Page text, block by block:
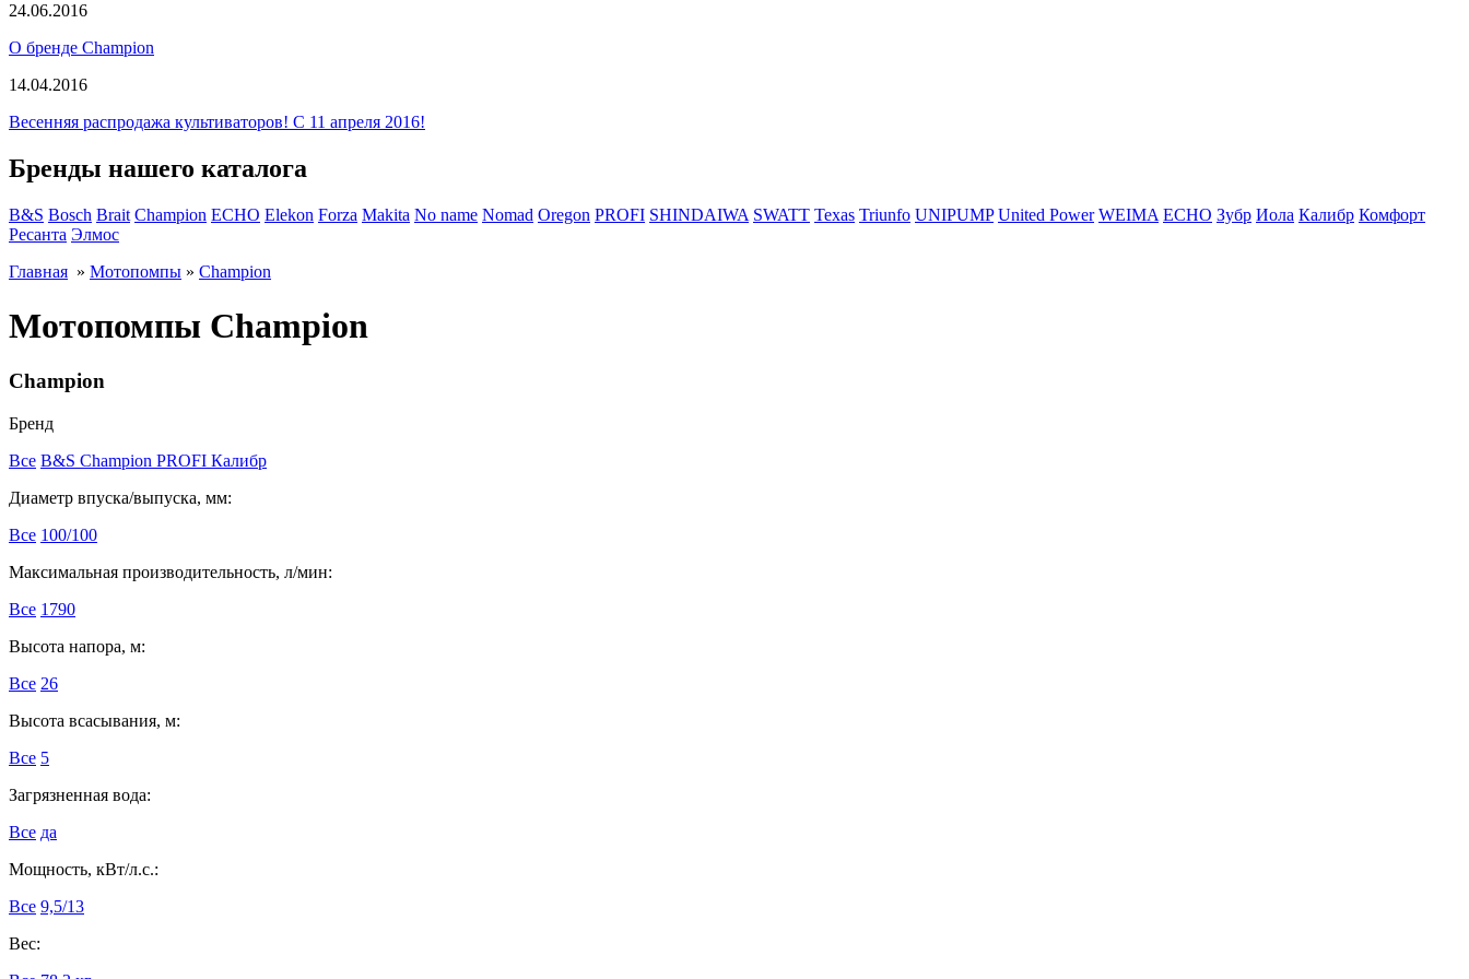
24.06.2016
О бренде Champion
14.04.2016
Весенняя распродажа культиваторов! С 11 апреля 2016!
Бренды нашего каталога
B&S Bosch Brait Champion ECHO Elekon Forza Makita No name Nomad Oregon PROFI SHINDAIWA SWATT Texas Triunfo UNIPUMP United Power WEIMA ЕСНО Зубр Иола Калибр Комфорт
Ресанта Элмос
Главная » Мотопомпы » Champion
Мотопомпы Champion
Champion
Бренд
Все B&S Champion PROFI Калибр
Диаметр впуска/выпуска, мм:
Все 100/100
Максимальная производительность, л/мин:
Все 1790
Высота напора, м:
Все 26
Высота всасывания, м:
Все 5
Загрязненная вода:
Все да
Мощность, кВт/л.с.:
Все 9,5/13
Вес: